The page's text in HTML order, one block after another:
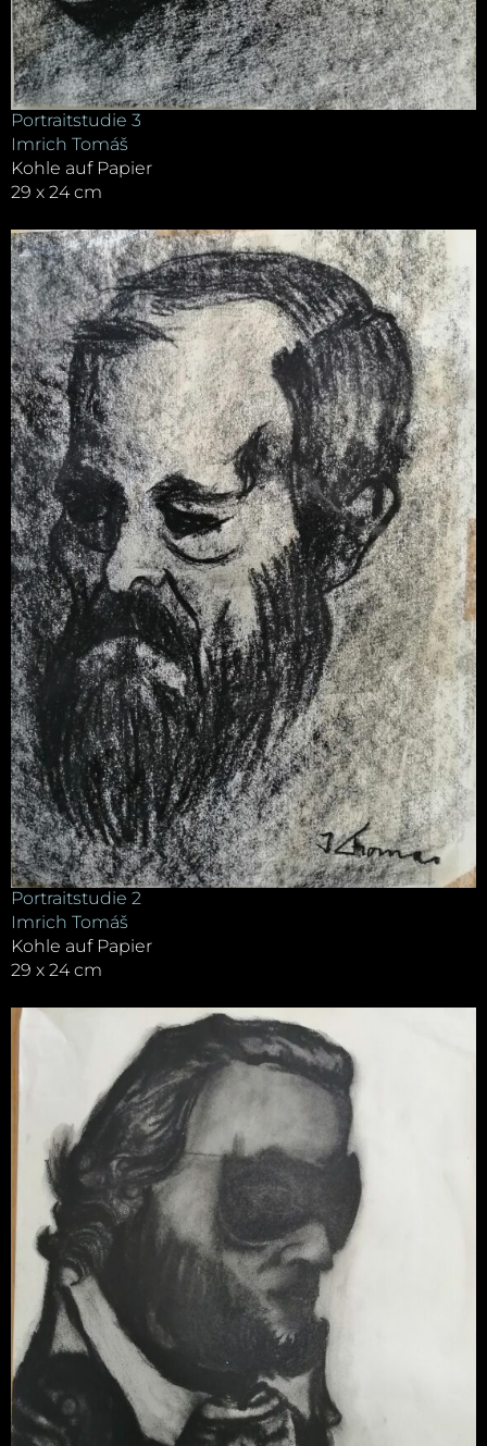
Portraitstudie 3
Imrich Tomáš
Kohle auf Papier
29 x 24 cm
Portraitstudie 2
Imrich Tomáš
Kohle auf Papier
29 x 24 cm